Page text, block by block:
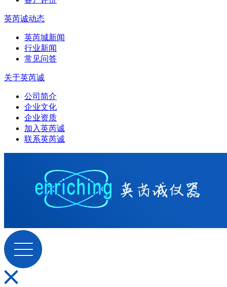
英芮诚动态
英芮城新闻
行业新闻
常见问答
关于英芮诚
公司简介
企业文化
企业资质
加入英芮诚
联系英芮诚